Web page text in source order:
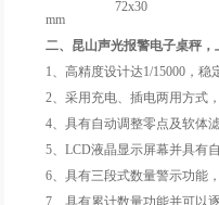
mm
72x30
二、昆山声光报警电子桌秤
1、高精度设计达1/15000，稳
2、采用充电、插电两用方式
4、具有自动调整零点及软体
5、LCD液晶显示屏幕并具有
6、具有三段式数量警示功能
7、具有累计数量功能并可以